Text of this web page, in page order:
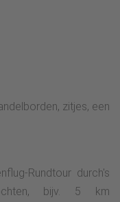
zitjes, een
Rundtour durch's
bijv. 5 km